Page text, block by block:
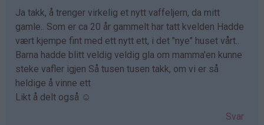
Ja takk, å trenger virkelig et nytt vaffeljern, da mitt
gamle.. Som er ca 20 år gammelt har tatt kvelden Hadde
vært kjempe fint med ett nytt ett, i det "nye" huset vårt..
Barna hadde blitt veldig veldig gla om mamma'en kunne
steke vafler igjen Så tusen tusen takk, om vi er så
heldige å vinne ett
Likt å delt også ☺
Svar